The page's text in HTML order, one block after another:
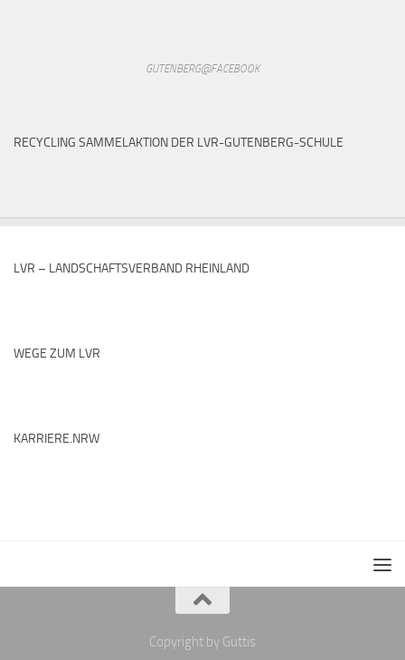
GUTENBERG@FACEBOOK
RECYCLING SAMMELAKTION DER LVR-GUTENBERG-SCHULE
LVR – LANDSCHAFTSVERBAND RHEINLAND
WEGE ZUM LVR
KARRIERE.NRW
Copyright by Guttis